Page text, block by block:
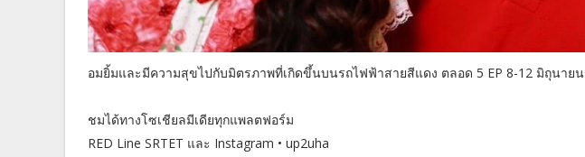
อมยิ้มและมีความสุขไปกับมิตรภาพที่เกิดขึ้นบนรถไฟฟ้าสายสีแดง ตลอด 5 EP 8-12 มิถุนายน
ชมได้ทางโซเชียลมีเดียทุกแพลตฟอร์ม
RED Line SRTET และ Instagram • up2uha